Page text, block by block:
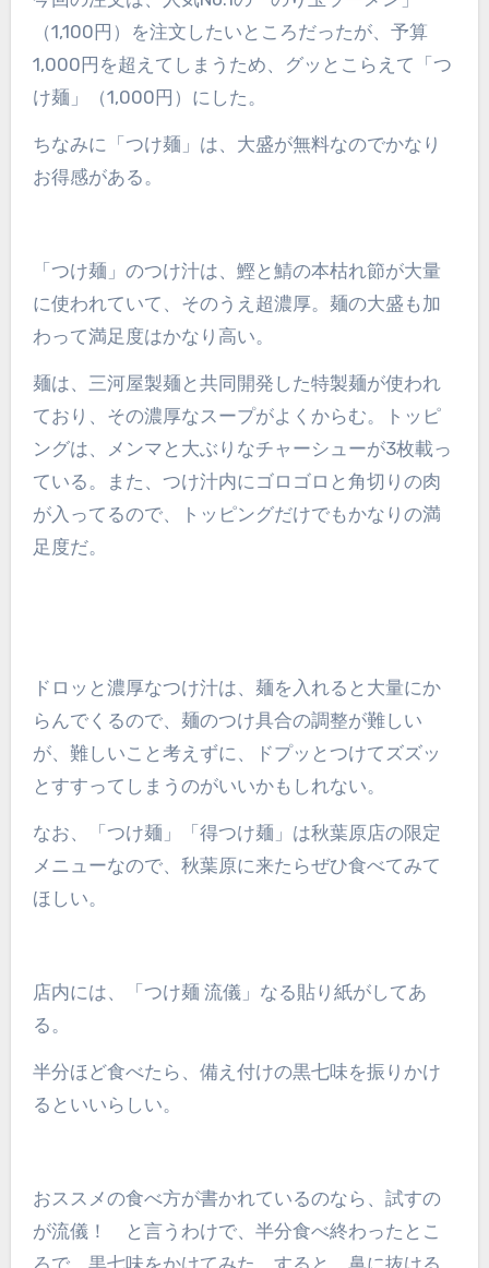
（1,100円）を注文したいところだったが、予算
1,000円を超えてしまうため、グッとこらえて「つ
け麺」（1,000円）にした。
ちなみに「つけ麺」は、大盛が無料なのでかなり
お得感がある。
「つけ麺」のつけ汁は、鰹と鯖の本枯れ節が大量
に使われていて、そのうえ超濃厚。麺の大盛も加
わって満足度はかなり高い。
麺は、三河屋製麺と共同開発した特製麺が使われ
ており、その濃厚なスープがよくからむ。トッピ
ングは、メンマと大ぶりなチャーシューが3枚載っ
ている。また、つけ汁内にゴロゴロと角切りの肉
が入ってるので、トッピングだけでもかなりの満
足度だ。
ドロッと濃厚なつけ汁は、麺を入れると大量にか
らんでくるので、麺のつけ具合の調整が難しい
が、難しいこと考えずに、ドプッとつけてズズッ
とすすってしまうのがいいかもしれない。
なお、「つけ麺」「得つけ麺」は秋葉原店の限定
メニューなので、秋葉原に来たらぜひ食べてみて
ほしい。
店内には、「つけ麺 流儀」なる貼り紙がしてあ
る。
半分ほど食べたら、備え付けの黒七味を振りかけ
るといいらしい。
おススメの食べ方が書かれているのなら、試すの
が流儀！ と言うわけで、半分食べ終わったとこ
ろで、黒七味をかけてみた。すると、鼻に抜ける